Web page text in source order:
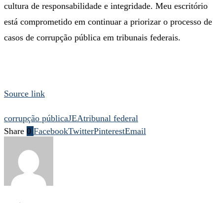
cultura de responsabilidade e integridade. Meu escritório
está comprometido em continuar a priorizar o processo de
casos de corrupção pública em tribunais federais.
Source link
corrupção públicaJEAtribunal federal
Share 0 FacebookTwitterPinterestEmail